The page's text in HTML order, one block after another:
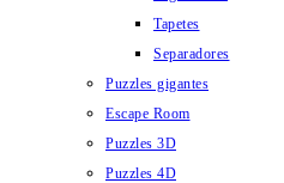
Tapetes
Separadores
Puzzles gigantes
Escape Room
Puzzles 3D
Puzzles 4D